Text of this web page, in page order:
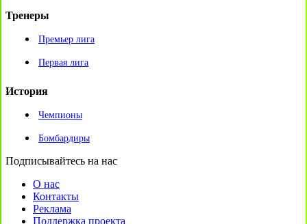
Тренеры
Премьер лига
Первая лига
История
Чемпионы
Бомбардиры
Подписывайтесь на нас
О нас
Контакты
Реклама
Поддержка проекта